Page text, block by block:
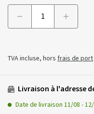
TVA incluse, hors frais de port
Livraison à l'adresse
Date de livraison 11/08 -